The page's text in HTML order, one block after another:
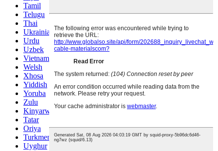
Tamil
Telugu
Thai
Ukrainian
Urdu
Uzbek
Vietnamese
Welsh
Xhosa
Yiddish
Yoruba
Zulu
Kinyarwanda
Tatar
Oriya
Turkmen
Uyghur